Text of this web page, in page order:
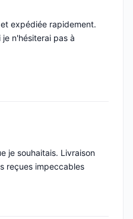
expédiée rapidement.
n'hésiterai pas à
je souhaitais. Livraison
reçues impeccables